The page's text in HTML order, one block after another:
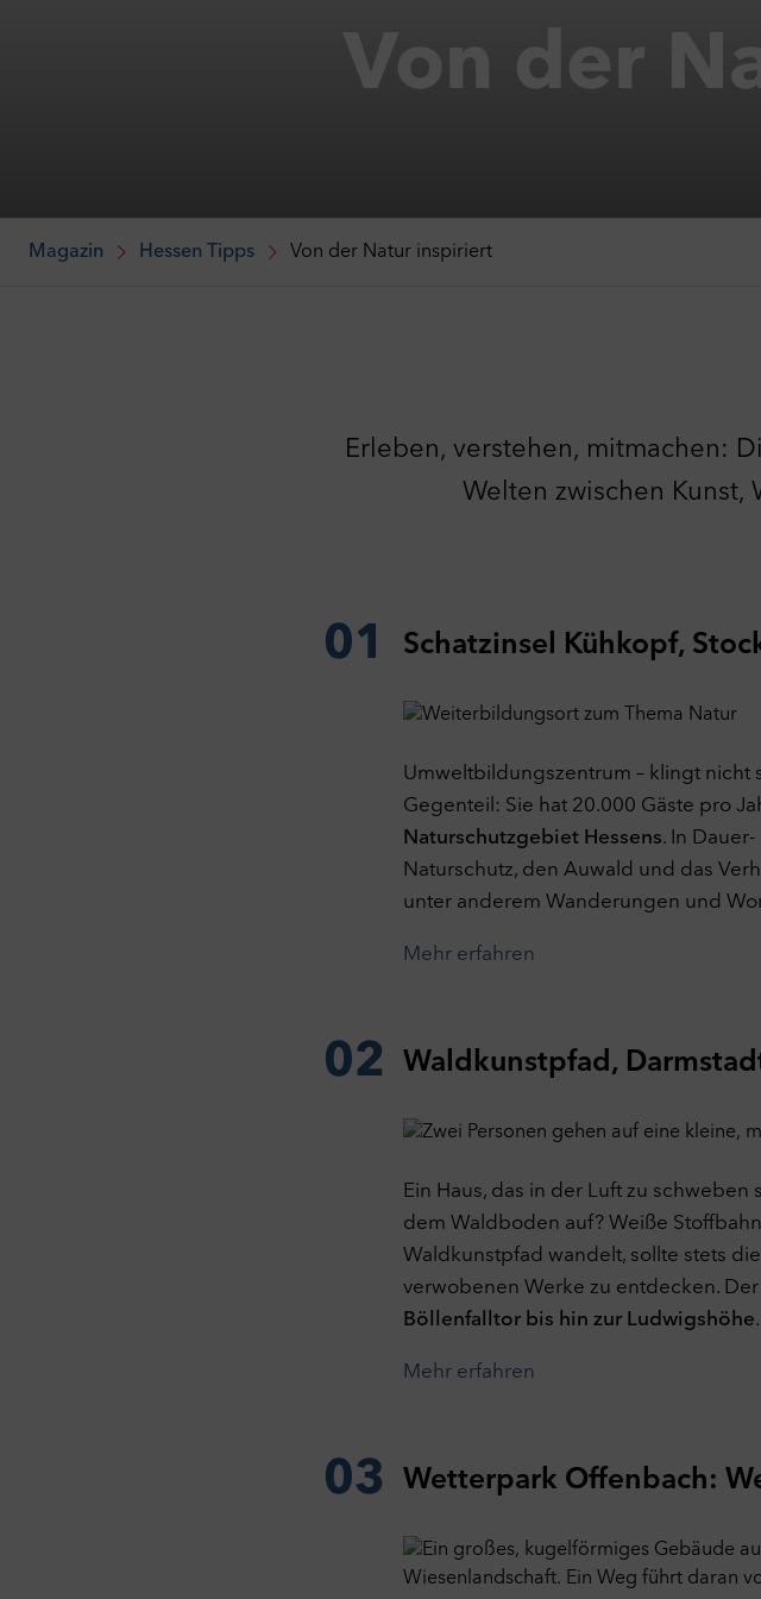
Von der
Magazin Hessen Tipps Von der Natur inspiriert
Erleben, verstehen, mitmachen:
Welten zwischen Kunst,
01 Schatzinsel Kühkopf,
Umweltbildungszentrum – klingt nicht
Gegenteil: Sie hat 20.000 Gäste pro
Naturschutzgebiet Hessens. In
Naturschutz, den Auwald und das
unter anderem Wanderungen und
Mehr erfahren
02 Waldkunstpfad,
Ein Haus, das in der Luft zu
dem Waldboden auf? Weiße
Waldkunstpfad wandelt, sollte stets
verwobenen Werke zu entdecken.
Böllenfalltor bis hin zur Ludwigshöhe.
Mehr erfahren
03 Wetterpark Offenbach: